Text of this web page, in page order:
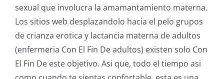
sexual que involucra la amamantamiento materna.
Los sitios web desplazandolo hacia el pelo grupos
de crianza erotica y lactancia materna de adultos
(enfermeria Con El Fin De adultos) existen solo Con
El Fin De este objetivo. Asi que, todo el tiempo asi